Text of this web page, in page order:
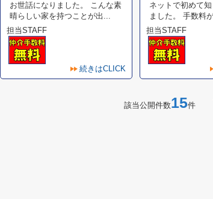
お世話になりました。 こんな素
晴らしい家を持つことが出...
担当STAFF
続きはCLICK
ネットで初めて
ました。 手数料
担当STAFF
該当公開件数15件